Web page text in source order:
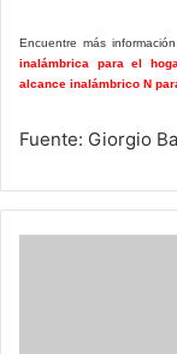
Encuentre más
inalámbrica para el
alcance inalámbrico N
Fuente: Giorgio